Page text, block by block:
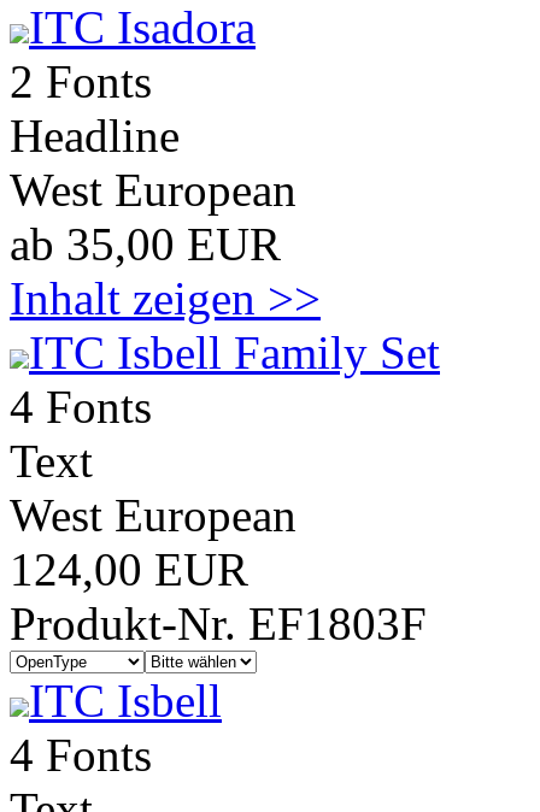
ITC Isadora
2 Fonts
Headline
West European
ab 35,00 EUR
Inhalt zeigen >>
ITC Isbell Family Set
4 Fonts
Text
West European
124,00 EUR
Produkt-Nr. EF1803F
ITC Isbell
4 Fonts